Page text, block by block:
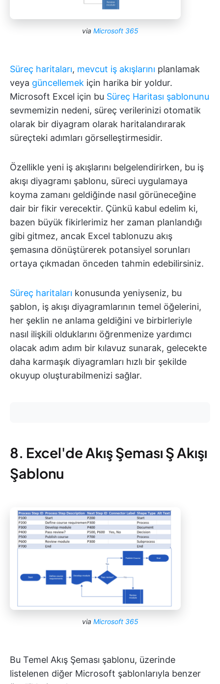
via Microsoft 365
Süreç haritaları, mevcut iş akışlarını planlamak
veya güncellemek için harika bir yoldur.
Microsoft Excel için bu Süreç Haritası şablonunu
sevmemizin nedeni, süreç verilerinizi otomatik
olarak bir diyagram olarak haritalandırarak
süreçteki adımları görselleştirmesidir.
Özellikle yeni iş akışlarını belgelendirirken, bu iş
akışı diyagramı şablonu, süreci uygulamaya
koyma zamanı geldiğinde nasıl görüneceğine
dair bir fikir verecektir. Çünkü kabul edelim ki,
bazen büyük fikirlerimiz her zaman planlandığı
gibi gitmez, ancak Excel tablonuzu akış
şemasına dönüştürerek potansiyel sorunları
ortaya çıkmadan önceden tahmin edebilirsiniz.
Süreç haritaları konusunda yeniyseniz, bu
şablon, iş akışı diyagramlarının temel öğelerini,
her şeklin ne anlama geldiğini ve birbirleriyle
nasıl ilişkili olduklarını öğrenmenize yardımcı
olacak adım adım bir kılavuz sunarak, gelecekte
daha karmaşık diyagramları hızlı bir şekilde
okuyup oluşturabilmenizi sağlar.
8. Excel'de Akış Şeması Ş Akışı
Şablonu
via Microsoft 365
Bu Temel Akış Şeması şablonu, üzerinde
listelenen diğer Microsoft şablonlarıyla benzer